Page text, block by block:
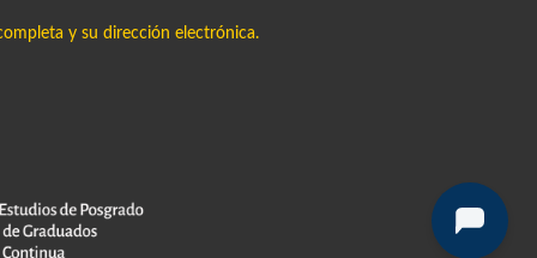
y su dirección electrónica.